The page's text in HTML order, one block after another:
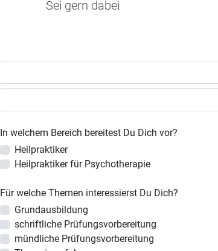
Sei gern dabei
In welchem Bereich bereitest Du Dich vor?
Heilpraktiker
Heilpraktiker für Psychotherapie
Für welche Themen interessierst Du Dich?
Grundausbildung
schriftliche Prüfungsvorbereitung
mündliche Prüfungsvorbereitung